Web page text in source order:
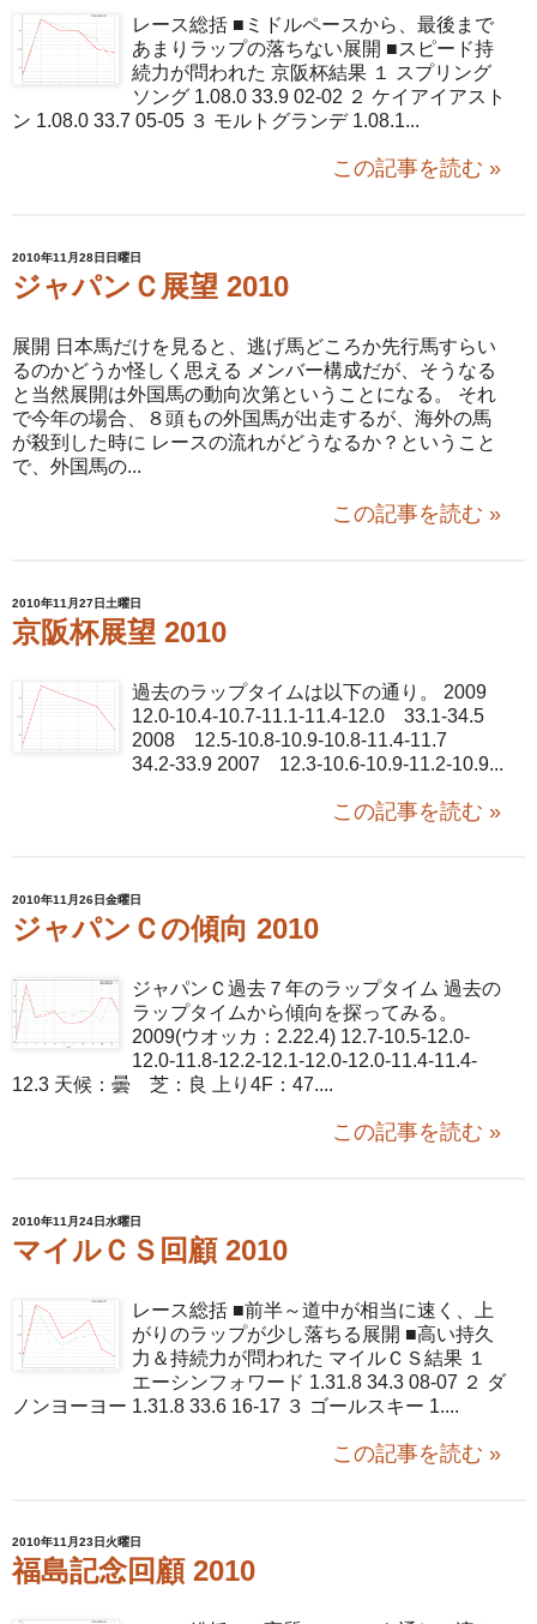
レース総括 ■ミドルペースから、最後まで
あまりラップの落ちない展開 ■スピード持
続力が問われた 京阪杯結果 １ スプリング
ソング 1.08.0 33.9 02-02 ２ ケイアイアスト
ン 1.08.0 33.7 05-05 ３ モルトグランデ 1.08.1...
この記事を読む »
2010年11月28日日曜日
ジャパンＣ展望 2010
展開 日本馬だけを見ると、逃げ馬どころか先行馬すらい
るのかどうか怪しく思える メンバー構成だが、そうなる
と当然展開は外国馬の動向次第ということになる。 それ
で今年の場合、８頭もの外国馬が出走するが、海外の馬
が殺到した時に レースの流れがどうなるか？ということ
で、外国馬の...
この記事を読む »
2010年11月27日土曜日
京阪杯展望 2010
過去のラップタイムは以下の通り。 2009
12.0-10.4-10.7-11.1-11.4-12.0 33.1-34.5
2008 12.5-10.8-10.9-10.8-11.4-11.7
34.2-33.9 2007 12.3-10.6-10.9-11.2-10.9...
この記事を読む »
2010年11月26日金曜日
ジャパンＣの傾向 2010
ジャパンＣ過去７年のラップタイム 過去の
ラップタイムから傾向を探ってみる。
2009(ウオッカ：2.22.4) 12.7-10.5-12.0-
12.0-11.8-12.2-12.1-12.0-12.0-11.4-11.4-
12.3 天候：曇 芝：良 上り4F：47....
この記事を読む »
2010年11月24日水曜日
マイルＣＳ回顧 2010
レース総括 ■前半～道中が相当に速く、上
がりのラップが少し落ちる展開 ■高い持久
力＆持続力が問われた マイルＣＳ結果 １
エーシンフォワード 1.31.8 34.3 08-07 ２ ダ
ノンヨーヨー 1.31.8 33.6 16-17 ３ ゴールスキー 1....
この記事を読む »
2010年11月23日火曜日
福島記念回顧 2010